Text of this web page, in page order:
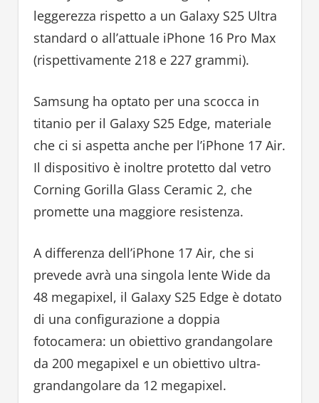
leggerezza rispetto a un Galaxy S25 Ultra
standard o all’attuale iPhone 16 Pro Max
(rispettivamente 218 e 227 grammi).
Samsung ha optato per una scocca in
titanio per il Galaxy S25 Edge, materiale
che ci si aspetta anche per l’iPhone 17 Air.
Il dispositivo è inoltre protetto dal vetro
Corning Gorilla Glass Ceramic 2, che
promette una maggiore resistenza.
A differenza dell’iPhone 17 Air, che si
prevede avrà una singola lente Wide da
48 megapixel, il Galaxy S25 Edge è dotato
di una configurazione a doppia
fotocamera: un obiettivo grandangolare
da 200 megapixel e un obiettivo ultra-
grandangolare da 12 megapixel.